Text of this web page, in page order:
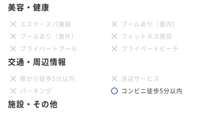
美容・健康
エステ・スパ施設
プールあり（屋内）
プールあり（屋外）
フィットネス施設
プライベートプール
プライベートビーチ
交通・周辺情報
駅から徒歩5分以内
送迎サービス
パーキング
コンビニ徒歩5分以内
施設・その他